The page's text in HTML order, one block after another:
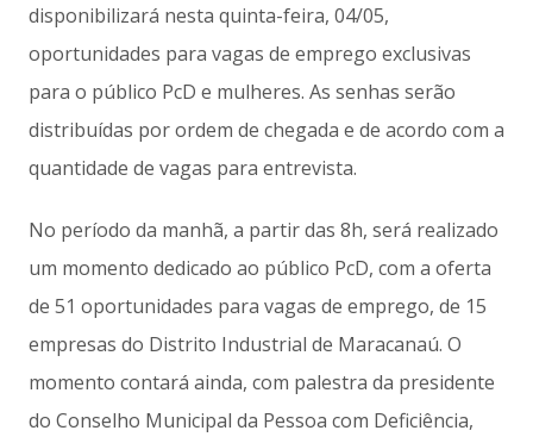
disponibilizará nesta quinta-feira, 04/05,
oportunidades para vagas de emprego exclusivas
para o público PcD e mulheres. As senhas serão
distribuídas por ordem de chegada e de acordo com a
quantidade de vagas para entrevista.
No período da manhã, a partir das 8h, será realizado
um momento dedicado ao público PcD, com a oferta
de 51 oportunidades para vagas de emprego, de 15
empresas do Distrito Industrial de Maracanaú. O
momento contará ainda, com palestra da presidente
do Conselho Municipal da Pessoa com Deficiência,